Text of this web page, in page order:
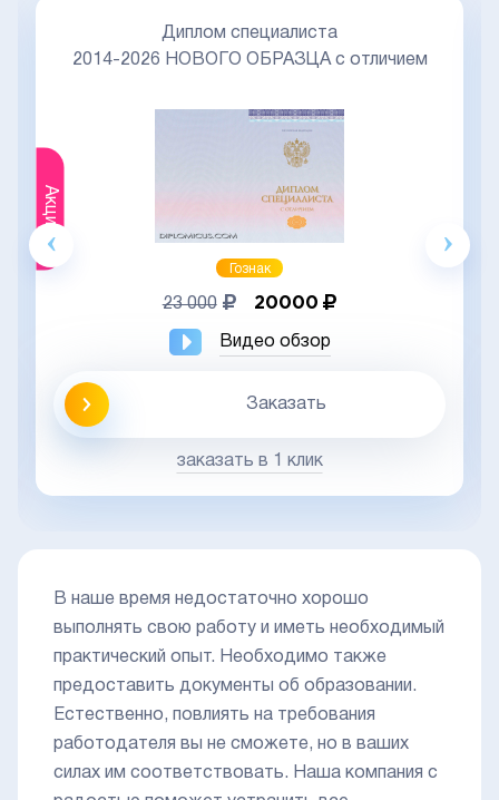
Акция
Диплом специалиста
2014-2026 НОВОГО ОБРАЗЦА с отличием
Гознак
23 000 20000
Видео обзор
Заказать
заказать в 1 клик
В наше время недостаточно хорошо
выполнять свою работу и иметь необходимый
практический опыт. Необходимо также
предоставить документы об образовании.
Естественно, повлиять на требования
работодателя вы не сможете, но в ваших
силах им соответствовать. Наша компания с